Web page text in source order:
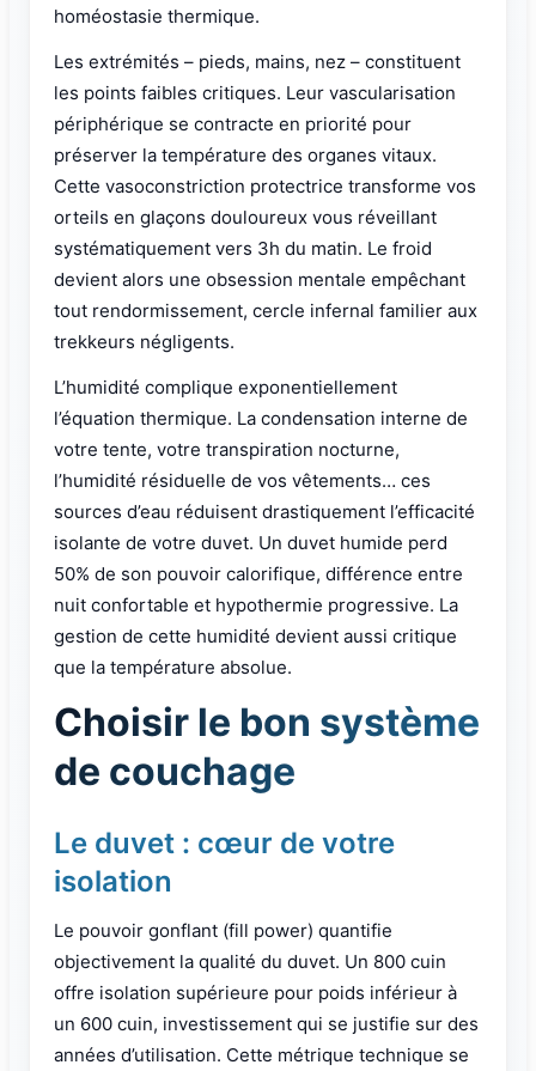
homéostasie thermique.
Les extrémités – pieds, mains, nez – constituent
les points faibles critiques. Leur vascularisation
périphérique se contracte en priorité pour
préserver la température des organes vitaux.
Cette vasoconstriction protectrice transforme vos
orteils en glaçons douloureux vous réveillant
systématiquement vers 3h du matin. Le froid
devient alors une obsession mentale empêchant
tout rendormissement, cercle infernal familier aux
trekkeurs négligents.
L’humidité complique exponentiellement
l’équation thermique. La condensation interne de
votre tente, votre transpiration nocturne,
l’humidité résiduelle de vos vêtements… ces
sources d’eau réduisent drastiquement l’efficacité
isolante de votre duvet. Un duvet humide perd
50% de son pouvoir calorifique, différence entre
nuit confortable et hypothermie progressive. La
gestion de cette humidité devient aussi critique
que la température absolue.
Choisir le bon système
de couchage
Le duvet : cœur de votre
isolation
Le pouvoir gonflant (fill power) quantifie
objectivement la qualité du duvet. Un 800 cuin
offre isolation supérieure pour poids inférieur à
un 600 cuin, investissement qui se justifie sur des
années d’utilisation. Cette métrique technique se